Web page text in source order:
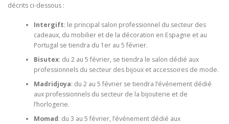
décrits ci-dessous :
Intergift: le principal salon professionnel du secteur des
cadeaux, du mobilier et de la décoration en Espagne et au
Portugal se tiendra du 1er au 5 février.
Bisutex: du 2 au 5 février, se tiendra le salon dédié aux
professionnels du secteur des bijoux et accessoires de mode.
Madridjoya: du 2 au 5 février se tiendra l’événement dédié
aux professionnels du secteur de la bijouterie et de
l’horlogerie.
Momad: du 3 au 5 février, l’événement dédié aux